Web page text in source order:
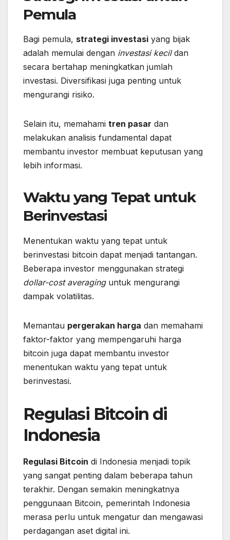
Pemula
Bagi pemula, strategi investasi yang bijak
adalah memulai dengan investasi kecildan
secara bertahap meningkatkan jumlah
investasi. Diversifikasi juga penting untuk
mengurangi risiko.
Selain itu, memahami tren pasar dan
melakukan analisis fundamental dapat
membantu investor membuat keputusan yang
lebih informasi.
Waktu yang Tepat untuk
Berinvestasi
Menentukan waktu yang tepat untuk
berinvestasi bitcoin dapat menjadi tantangan.
Beberapa investor menggunakan strategi
dollar-cost averaginguntuk mengurangi
dampak volatilitas.
Memantau pergerakan harga dan memahami
faktor-faktor yang mempengaruhi harga
bitcoin juga dapat membantu investor
menentukan waktu yang tepat untuk
berinvestasi.
Regulasi Bitcoin di
Indonesia
Regulasi Bitcoin di Indonesia menjadi topik
yang sangat penting dalam beberapa tahun
terakhir. Dengan semakin meningkatnya
penggunaan Bitcoin, pemerintah Indonesia
merasa perlu untuk mengatur dan mengawasi
perdagangan aset digital ini.